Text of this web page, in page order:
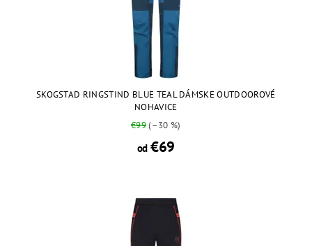
SKOGSTAD RINGSTIND BLUE TEAL DÁMSKE OUTDOOROVÉ
NOHAVICE
€99(–30 %)
od€69